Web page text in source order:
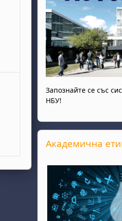
Запознайте се със
НБУ!
Прескочи Академична
Академична